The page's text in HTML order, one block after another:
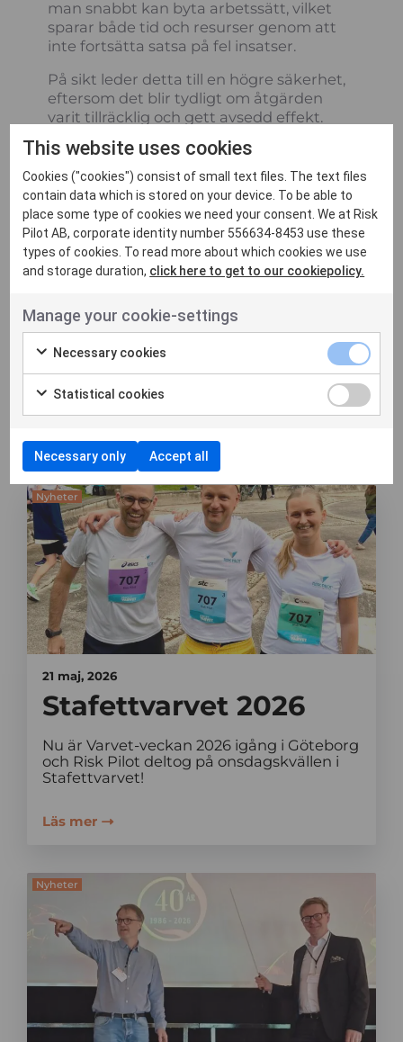
man snabbt kan byta arbetssätt, vilket
sparar både tid och resurser genom att
inte fortsätta satsa på fel insatser.
På sikt leder detta till en högre säkerhet,
eftersom det blir tydligt om åtgärden
varit tillräcklig och gett avsedd effekt.
risken att de långsiktiga effekterna
förbises, vilket kan innebära att åtgärder
inte leder till förbättring – och i värsta fall
till försämring.
Att genomföra åtgärder är ofta den enkla
delen. Den verkliga utmaningen är att
förstå om de faktiskt gör skillnad över tid.
som en viktig del av ett långsiktigt och
systematiskt förbättringsarbete.
Senaste nyheter
Nyheter
21 maj, 2026
Stafettvarvet 2026
Nu är Varvet-veckan 2026 igång i Göteborg
och Risk Pilot deltog på onsdagskvällen i
Stafettvarvet!
Läs mer
Nyheter
This website uses cookies
Cookies ("cookies") consist of small text files. The text files
contain data which is stored on your device. To be able to
place some type of cookies we need your consent. We at Risk
Pilot AB, corporate identity number 556634-8453 use these
types of cookies. To read more about which cookies we use
and storage duration, click here to get to our cookiepolicy.
Manage your cookie-settings
Necessary cookies
Statistical cookies
Necessary only Accept all